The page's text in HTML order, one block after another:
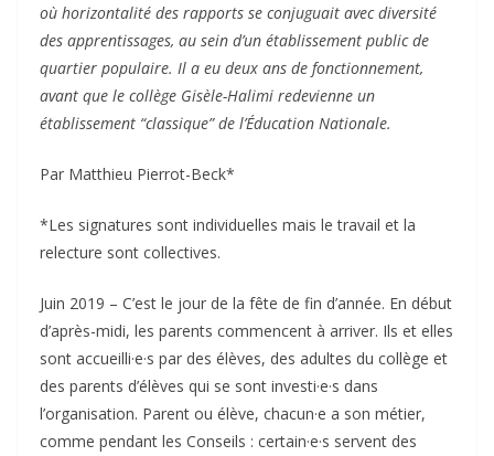
où horizontalité des rapports se conjuguait avec diversité
des apprentissages, au sein d’un établissement public de
quartier populaire. Il a eu deux ans de fonctionnement,
avant que le collège Gisèle-Halimi redevienne un
établissement “classique” de l’Éducation Nationale.
Par Matthieu Pierrot-Beck*
*Les signatures sont individuelles mais le travail et la
relecture sont collectives.
Juin 2019 – C’est le jour de la fête de fin d’année. En début
d’après-midi, les parents commencent à arriver. Ils et elles
sont accueilli·e·s par des élèves, des adultes du collège et
des parents d’élèves qui se sont investi·e·s dans
l’organisation. Parent ou élève, chacun·e a son métier,
comme pendant les Conseils : certain·e·s servent des